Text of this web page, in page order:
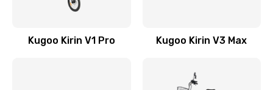
Kugoo Kirin V1 Pro Kugoo Kirin V3 Max